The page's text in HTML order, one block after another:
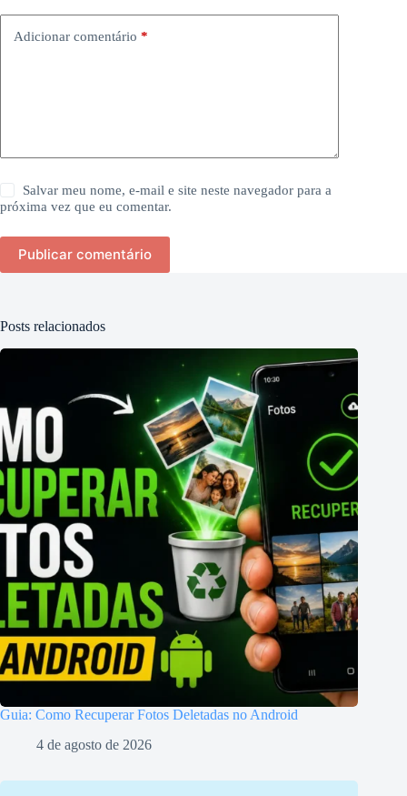
Adicionar comentário *
Salvar meu nome, e-mail e site neste navegador para a
próxima vez que eu comentar.
Publicar comentário
Posts relacionados
Guia: Como Recuperar Fotos Deletadas no Android
4 de agosto de 2026